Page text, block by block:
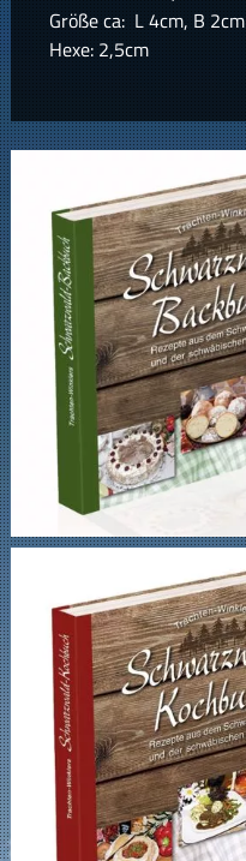
Größe ca: L 4cm, B 2cm
Hexe: 2,5cm